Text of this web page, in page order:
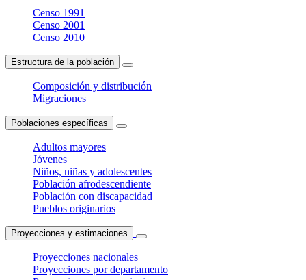
Censo 1991
Censo 2001
Censo 2010
Estructura de la población
Composición y distribución
Migraciones
Poblaciones específicas
Adultos mayores
Jóvenes
Niños, niñas y adolescentes
Población afrodescendiente
Población con discapacidad
Pueblos originarios
Proyecciones y estimaciones
Proyecciones nacionales
Proyecciones por departamento